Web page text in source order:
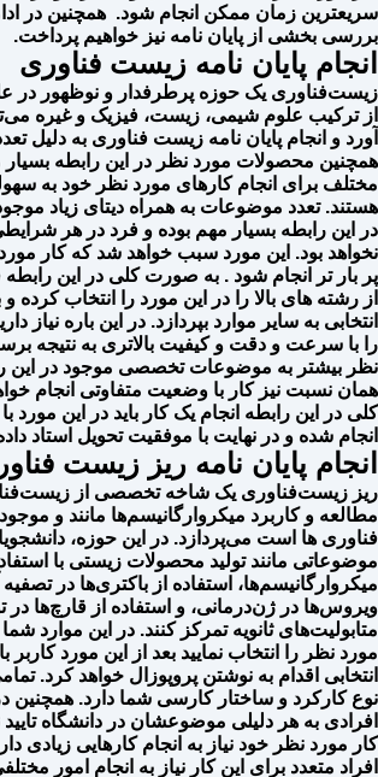
سریعترین زمان ممکن انجام شود. همچنین در
بررسی بخشی از پایان نامه نیز خواهیم پرداخت.
انجام پایان نامه زیست فناوری
زیست‌فناوری یک حوزه پرطرفدار و نوظهور در
از ترکیب علوم شیمی، زیست، فیزیک و غیره
آورد و انجام پایان نامه زیست فناوری به دلیل
همچنین محصولات مورد نظر در این رابطه بسیار
مختلف برای انجام کارهای مورد نظر خود به
هستند. تعدد موضوعات به همراه دیتای زیاد موجود
در این رابطه بسیار مهم بوده و فرد در هر
نخواهد بود. این مورد سبب خواهد شد که کار مورد
پر بار تر انجام شود . به صورت کلی در این رابطه
از رشته های بالا را در این مورد را انتخاب کرده
انتخابی به سایر موارد بپردازد. در این باره نیاز
را با سرعت و دقت و کیفیت بالاتری به نتیجه
نظر بیشتر به موضوعات تخصصی موجود در این
همان نسبت نیز کار با وضعیت متفاوتی انجام
کلی در این رابطه انجام یک کار باید در این مورد
انجام شده و در نهایت با موفقیت تحویل استاد
انجام پایان نامه ریز زیست
ریز زیست‌فناوری یک شاخه تخصصی از
مطالعه و کاربرد میکروارگانیسم‌ها مانند و
فناوری ها است می‌پردازد. در این حوزه،
موضوعاتی مانند تولید محصولات زیستی با
میکروارگانیسم‌ها، استفاده از باکتری‌ها در
ویروس‌ها در ژن‌درمانی، و استفاده از قارچ‌ها در
متابولیت‌های ثانویه تمرکز کنند. در این موارد شما
مورد نظر را انتخاب نمایید بعد از این مورد
انتخابی اقدام به نوشتن پروپوزال خواهد کرد.
نوع کارکرد و ساختار کارسی شما دارد. همچنین
افرادی به هر دلیلی موضوعشان در دانشگاه
کار مورد نظر خود نیاز به انجام کارهایی زیادی
افراد متعدد برای این کار نیاز به انجام امور